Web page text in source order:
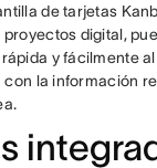
de tarjetas
digital,
y fácilmente
la información